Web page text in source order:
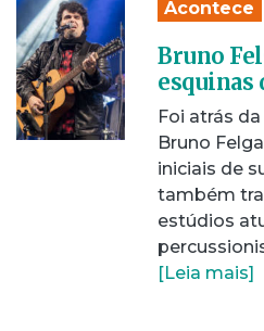
Acontece
Bruno
esquinas
Foi atrás
Bruno
iniciais de
também
estúdios
[Leia mais]